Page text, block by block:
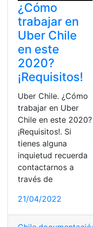
¿Cómo
trabajar en
Uber Chile
en este
2020?
¡Requisitos!
Uber Chile. ¿Cómo
trabajar en Uber
Chile en este 2020?
¡Requisitos!. Si
tienes alguna
inquietud recuerda
contactarnos a
través de
21/04/2022